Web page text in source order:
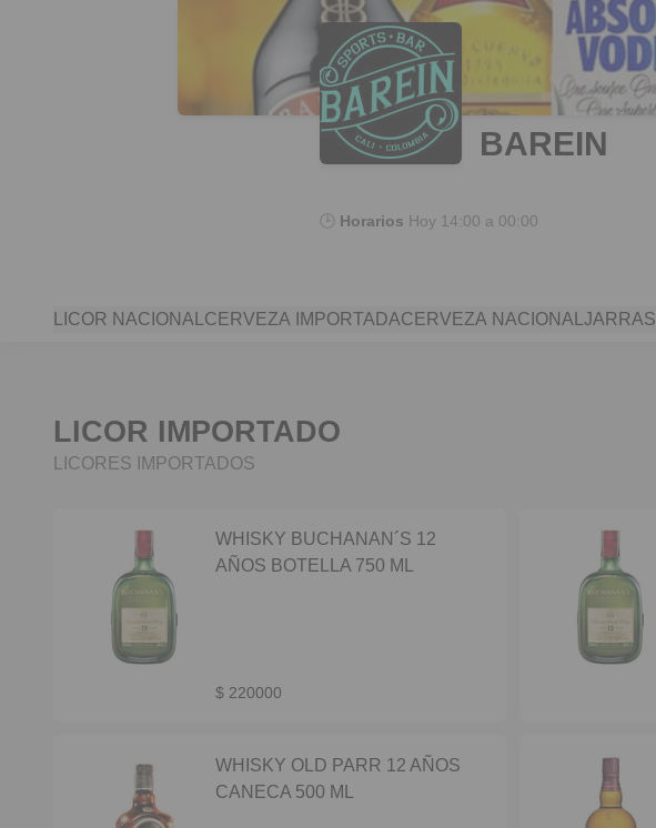
BAREIN
🕒 Horarios Hoy 14:00 a 00:00
LICOR NACIONAL CERVEZA IMPORTADACERVEZA NACIONAL JARRAS
LICOR IMPORTADO
LICORES IMPORTADOS
WHISKY BUCHANAN´S 12
AÑOS BOTELLA 750 ML
$ 220000
WHISKY OLD PARR 12 AÑOS
CANECA 500 ML